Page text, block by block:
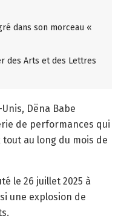
dans son morceau «
des Arts et des Lettres
Dëna Babe
de performances qui
au long du mois de
le 26 juillet 2025 à
une explosion de